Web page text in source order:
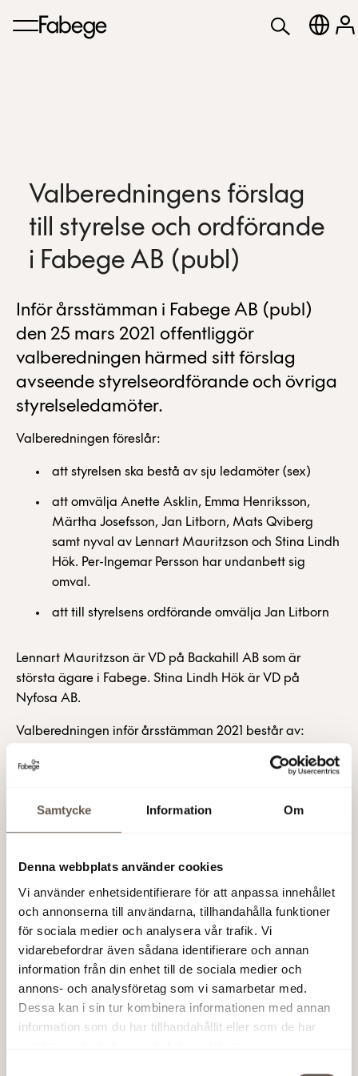
Samtycke Information Om
Denna webbplats använder cookies
Vi använder enhetsidentifierare för att anpassa innehållet
och annonserna till användarna, tillhandahålla funktioner
för sociala medier och analysera vår trafik. Vi
vidarebefordrar även sådana identifierare och annan
information från din enhet till de sociala medier och
annons- och analysföretag som vi samarbetar med.
Dessa kan i sin tur kombinera informationen med annan
information som du har tillhandahållit eller som de har
Valberedningens förslag
till styrelse och ordförande
i Fabege AB (publ)
Inför årsstämman i Fabege AB (publ)
den 25 mars 2021 offentliggör
valberedningen härmed sitt förslag
avseende styrelseordförande och övriga
styrelseledamöter.
Valberedningen föreslår:
att styrelsen ska bestå av sju ledamöter (sex)
att omvälja Anette Asklin, Emma Henriksson,
Märtha Josefsson, Jan Litborn, Mats Qviberg
samt nyval av Lennart Mauritzson och Stina Lindh
Hök. Per-Ingemar Persson har undanbett sig
omval.
att till styrelsens ordförande omvälja Jan Litborn
Lennart Mauritzson är VD på Backahill AB som är
största ägare i Fabege. Stina Lindh Hök är VD på
Nyfosa AB.
Valberedningen inför årsstämman 2021 består av:
Bo Forsén, ordförande och representant för
Eva Gottfridsdotter-Nilsson, representant för
Länsförsäkringar fondförvaltning.
Mats Qviberg för familjen Qviberg.
Peter Guve representant för AMF Pension.
Tillsammans representerar valberedningen cirka 23
procent av rösterna i bolaget.
Valberedningens övriga förslag till årsstämman i
Fabege AB torsdagen den 25 mars april i år kommer att
anges i kallelsen till årsstämman som offentliggörs i